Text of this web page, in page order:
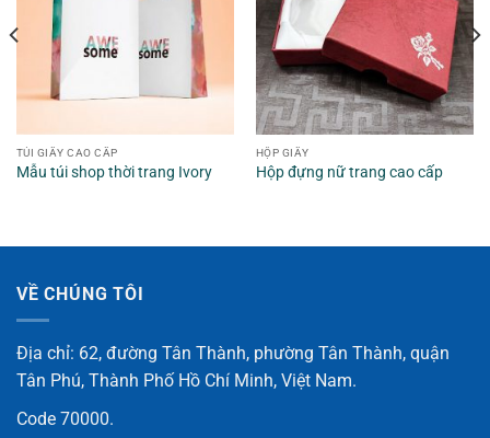
TÚI GIẤY CAO CẤP
Mẫu túi shop thời trang Ivory
HỘP GIẤY
Hộp đựng nữ trang cao cấp
VỀ CHÚNG TÔI
Địa chỉ: 62, đường Tân Thành, phường Tân Thành, quận
Tân Phú, Thành Phố Hồ Chí Minh, Việt Nam.
Code 70000.